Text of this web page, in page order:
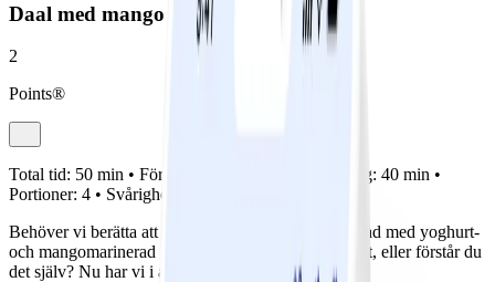
Daal med mango chutneykyckling
2
Points®
Total tid: 50 min • Förberedelse: Tillagning: 40 min •
Portioner: 4 • Svårighetsgrad:
Behöver vi berätta att lins- och blomkålsdaal serverad med yoghurt-
och mangomarinerad grillad kyckling är otroligt gott, eller förstår du
det själv? Nu har vi i alla fall fått det sagt!